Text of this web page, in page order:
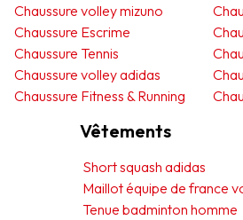
Chaussure volley mizuno
Chaussure Escrime
Chaussure Tennis
Chaussure volley adidas
Chaussure Fitness & Running
Vêtements
Short squash adidas
Maillot équipe de france
Tenue badminton homme